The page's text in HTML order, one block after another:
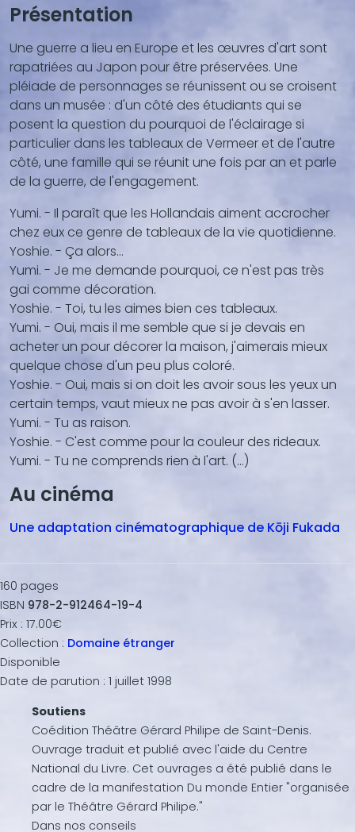
Blocs
contenu
(texte,
vidéo,
...)
Présentation
Une guerre a lieu en Europe et les œuvres d'art sont
rapatriées au Japon pour être préservées. Une
pléiade de personnages se réunissent ou se croisent
dans un musée : d'un côté des étudiants qui se
posent la question du pourquoi de l'éclairage si
particulier dans les tableaux de Vermeer et de l'autre
côté, une famille qui se réunit une fois par an et parle
de la guerre, de l'engagement.
Yumi. - Il paraît que les Hollandais aiment accrocher
chez eux ce genre de tableaux de la vie quotidienne.
Yoshie. - Ça alors...
Yumi. - Je me demande pourquoi, ce n'est pas très
gai comme décoration.
Yoshie. - Toi, tu les aimes bien ces tableaux.
Yumi. - Oui, mais il me semble que si je devais en
acheter un pour décorer la maison, j'aimerais mieux
quelque chose d'un peu plus coloré.
Yoshie. - Oui, mais si on doit les avoir sous les yeux un
certain temps, vaut mieux ne pas avoir à s'en lasser.
Yumi. - Tu as raison.
Yoshie. - C'est comme pour la couleur des rideaux.
Yumi. - Tu ne comprends rien à l'art. (...)
Au cinéma
Une adaptation cinématographique de Kōji Fukada
160 pages
ISBN 978-2-912464-19-4
Prix : 17.00€
Collection : Domaine étranger
Disponible
Date de parution : 1 juillet 1998
Soutiens
Coédition Théâtre Gérard Philipe de Saint-Denis.
Ouvrage traduit et publié avec l'aide du Centre
National du Livre. Cet ouvrages a été publié dans le
cadre de la manifestation Du monde Entier "organisée
par le Théâtre Gérard Philipe."
Dans nos conseils